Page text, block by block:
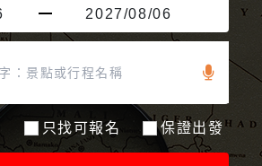
只找可報名 保證出發